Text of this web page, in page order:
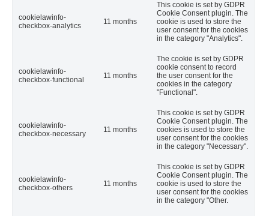
cookielawinfo-
checkbox-analytics
11 months
This cookie is set by GDPR
Cookie Consent plugin. The
cookie is used to store the
user consent for the cookies
in the category "Analytics".
cookielawinfo-
checkbox-functional
11 months
The cookie is set by GDPR
cookie consent to record
the user consent for the
cookies in the category
"Functional".
cookielawinfo-
checkbox-necessary
11 months
This cookie is set by GDPR
Cookie Consent plugin. The
cookies is used to store the
user consent for the cookies
in the category "Necessary".
cookielawinfo-
checkbox-others
11 months
This cookie is set by GDPR
Cookie Consent plugin. The
cookie is used to store the
user consent for the cookies
in the category "Other.